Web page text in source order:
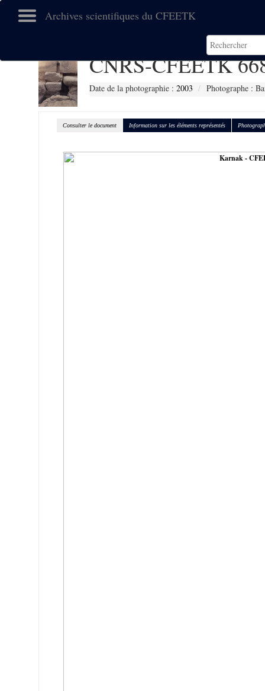
Archives scientifiques du CFEETK
CNRS-CFEETK
Date de la photographie : 2003 Photographe :
Consulter le document Information sur les éléments représentés